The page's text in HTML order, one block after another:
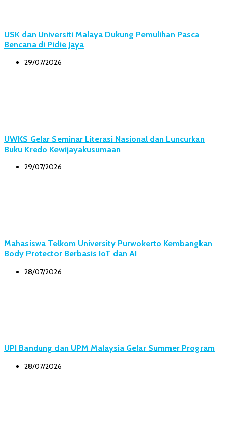
USK dan Universiti Malaya Dukung Pemulihan Pasca
Bencana di Pidie Jaya
29/07/2026
UWKS Gelar Seminar Literasi Nasional dan Luncurkan
Buku Kredo Kewijayakusumaan
29/07/2026
Mahasiswa Telkom University Purwokerto Kembangkan
Body Protector Berbasis IoT dan AI
28/07/2026
UPI Bandung dan UPM Malaysia Gelar Summer Program
28/07/2026